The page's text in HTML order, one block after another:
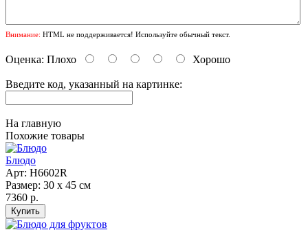
Внимание: HTML не поддерживается! Используйте обычный текст.
Оценка: Плохо Хорошо
Введите код, указанный на картинке:
На главную
Похожие товары
Блюдо
Арт: Н6602R
Размер: 30 х 45 см
7360 р.